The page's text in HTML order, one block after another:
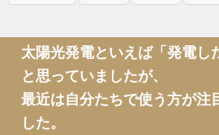
太陽光発電といえば「発電し
と思っていましたが、
最近は自分たちで使う方が注
した。